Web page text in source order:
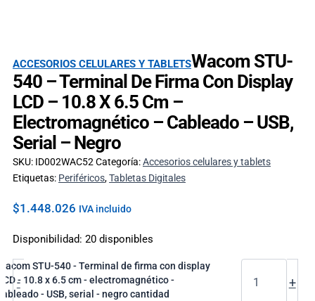
ACCESORIOS CELULARES Y TABLETSWacom STU-
540 – Terminal De Firma Con Display
LCD – 10.8 X 6.5 Cm –
Electromagnético – Cableado – USB,
Serial – Negro
SKU: ID002WAC52 Categoría:Accesorios celulares y tablets
Etiquetas: Periféricos,Tabletas Digitales
$1.448.026 IVA incluido
Disponibilidad: 20 disponibles
-
STU-540 - Terminal de firma con display
- 10.8 x 6.5 cm - electromagnético -
- USB, serial - negro cantidad
+